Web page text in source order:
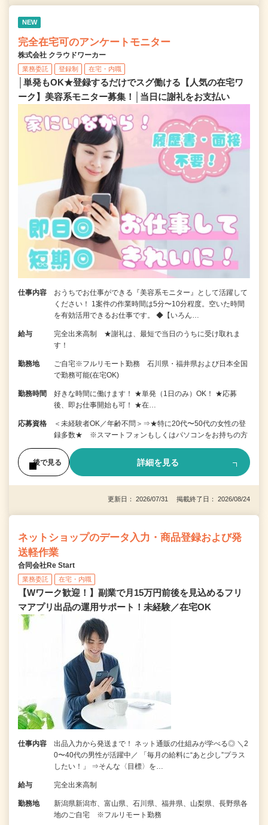
NEW
完全在宅可のアンケートモニター
株式会社 クラウドワーカー
業務委託 登録制 在宅・内職
│単発もOK★登録するだけでスグ働ける【人気の在宅ワ
ーク】美容系モニター募集！│当日に謝礼をお支払い
仕事内容
おうちでお仕事ができる『美容系モニター』として活躍して
ください！ 1案件の作業時間は5分〜10分程度。空いた時間
を有効活用できるお仕事です。 ◆【いろん…
給与
完全出来高制 ★謝礼は、最短で当日のうちに受け取れま
す！
勤務地
ご自宅※フルリモート勤務 石川県・福井県および日本全国
で勤務可能(在宅OK)
勤務時間
好きな時間に働けます！ ★単発（1日のみ）OK！ ★応募
後、即お仕事開始も可！ ★在…
応募資格
＜未経験者OK／年齢不問＞⇒★特に20代〜50代の女性の登
録多数★ ※スマートフォンもしくはパソコンをお持ちの方
後で見る 詳細を見る
更新日： 2026/07/31 掲載終了日： 2026/08/24
ネットショップのデータ入力・商品登録および発
送軽作業
合同会社Re Start
業務委託 在宅・内職
【Wワーク歓迎！】副業で月15万円前後を見込めるフリ
マアプリ出品の運用サポート！未経験／在宅OK
仕事内容
出品入力から発送まで！ ネット通販の仕組みが学べる◎ ＼2
0〜40代の男性が活躍中／ 「毎月の給料に“あと少し”プラス
したい！」 ⇒そんな〈目標〉を…
給与 完全出来高制
勤務地
新潟県新潟市、富山県、石川県、福井県、山梨県、長野県各
地のご自宅 ※フルリモート勤務